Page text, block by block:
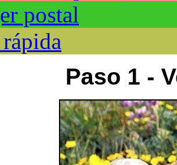
postal
Paso 1 -